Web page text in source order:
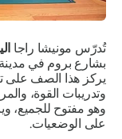
تُدرّس مونيشا راجا
بشارع بروم في مدينة
يركز هذا الصف على
وتدريبات القوة،
وهو مفتوح للجميع،
على الوضعيات.